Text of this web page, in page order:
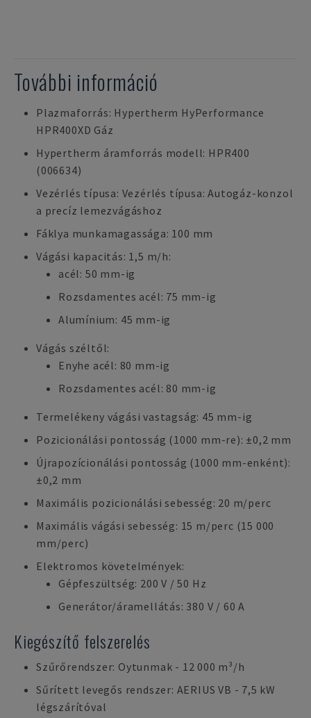
További információ
Plazmaforrás: Hypertherm HyPerformance
HPR400XD Gáz
Hypertherm áramforrás modell: HPR400
(006634)
Vezérlés típusa: Vezérlés típusa: Autogáz-konzol
a precíz lemezvágáshoz
Fáklya munkamagassága: 100 mm
Vágási kapacitás: 1,5 m/h:
acél: 50 mm-ig
Rozsdamentes acél: 75 mm-ig
Alumínium: 45 mm-ig
Vágás széltől:
Enyhe acél: 80 mm-ig
Rozsdamentes acél: 80 mm-ig
Termelékeny vágási vastagság: 45 mm-ig
Pozicionálási pontosság (1000 mm-re): ±0,2 mm
Újrapozícionálási pontosság (1000 mm-enként):
±0,2 mm
Maximális pozicionálási sebesség: 20 m/perc
Maximális vágási sebesség: 15 m/perc (15 000
mm/perc)
Elektromos követelmények:
Gépfeszültség: 200 V / 50 Hz
Generátor/áramellátás: 380 V / 60 A
Kiegészítő felszerelés
Szűrőrendszer: Oytunmak - 12 000 m³/h
Sűrített levegős rendszer: AERIUS VB - 7,5 kW
légszárítóval